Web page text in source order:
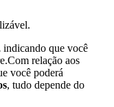
indicando que você
relação aos
você poderá
, tudo depende do